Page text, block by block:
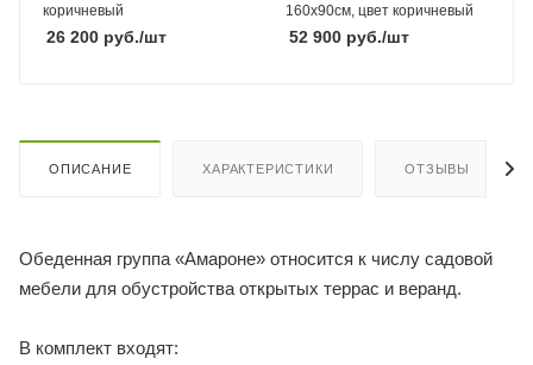
коричневый
26 200руб./шт
160х90см, цвет коричневый
52 900 руб./шт
ОПИСАНИЕ ХАРАКТЕРИСТИКИ ОТЗЫВЫ
Обеденная группа «Амароне» относится к числу садовой
мебели для обустройства открытых террас и веранд.
В комплект входят: